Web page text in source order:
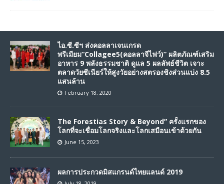
ไอ.ซี.ซีฯ ส่งคอลลาเจนเกรด
พรีเมียม“Collagee5(คอลลาจีไฟว์)” ผลิตภัณฑ์เสริม
อาหาร 9 พลังธรรมชาติ ดูแล 5 ผลลัพธ์ชีวิต เจาะ
ตลาดวัยซีเนียร์ให้สูงวัยอย่างสตรองชิงส่วนแบ่ง 8.5
แสนล้าน
February 18, 2020
The Forestias Story & Beyond” ครั้งแรกของ
โลกที่จะเชื่อมโลกจริงและโลกเสมือนเข้าด้วยกัน
June 15, 2023
ผลการประกวดมิสแกรนด์ไทยแลนด์ 2019